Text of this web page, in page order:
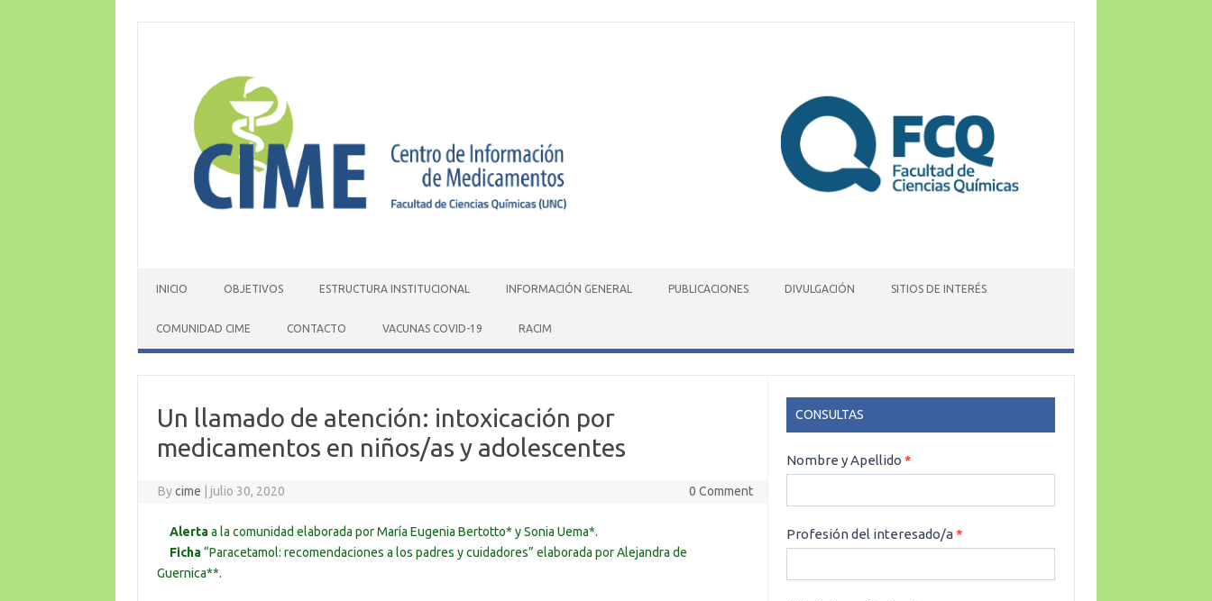
INICIO OBJETIVOS ESTRUCTURA INSTITUCIONAL INFORMACIÓN GENERAL PUBLICACIONES DIVULGACIÓN SITIOS DE INTERÉS
COMUNIDAD CIME CONTACTO VACUNAS COVID-19 RACIM
Un llamado de atención: intoxicación por
medicamentos en niños/as y adolescentes
Bycime julio 30, 2020 0 Comment
Alertaa la comunidad elaborada por María Eugenia Bertotto* y Sonia Uema*.
Ficha“Paracetamol: recomendaciones a los padres y cuidadores” elaborada por Alejandra de
Guernica**.
CONSULTAS
CONSULTAS
Nombre y Apellido*
Profesión del interesado/a*